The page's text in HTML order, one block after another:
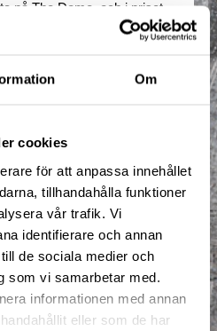
Om
cookies
för att anpassa innehållet
tillhandahålla funktioner
vår trafik. Vi
identifierare och annan
de sociala medier och
som vi samarbetar med.
informationen med annan
eller som de har
på The Dome, och i priset
frukost.
i park och airbag
mer avancerad
trick
vässa dina trick
för din utveckling